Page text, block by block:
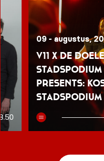
09 - augustus,
V11 x De
presents:
Stadspodium